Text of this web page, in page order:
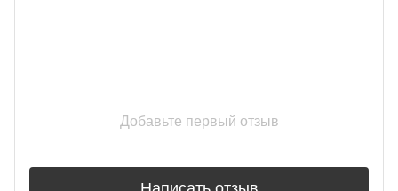
Добавьте первый отзыв